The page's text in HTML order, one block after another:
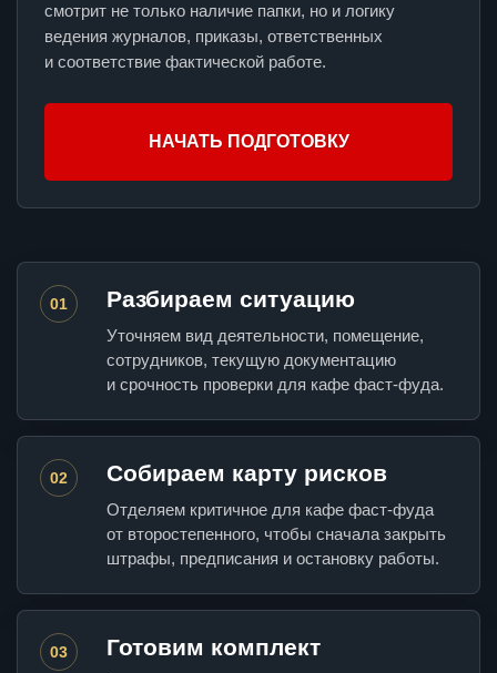
смотрит не только наличие папки, но и логику
ведения журналов, приказы, ответственных
и соответствие фактической работе.
НАЧАТЬ ПОДГОТОВКУ
01 Разбираем ситуацию
Уточняем вид деятельности, помещение,
сотрудников, текущую документацию
и срочность проверки для кафе фаст-фуда.
02 Собираем карту рисков
Отделяем критичное для кафе фаст-фуда
от второстепенного, чтобы сначала закрыть
штрафы, предписания и остановку работы.
03 Готовим комплект